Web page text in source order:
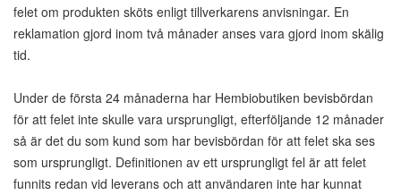
felet om produkten sköts enligt tillverkarens anvisningar. En
reklamation gjord inom två månader anses vara gjord inom skälig
tid.
Under de första 24 månaderna har Hembiobutiken bevisbördan
för att felet inte skulle vara ursprungligt, efterföljande 12 månader
så är det du som kund som har bevisbördan för att felet ska ses
som ursprungligt. Definitionen av ett ursprungligt fel är att felet
funnits redan vid leverans och att användaren inte har kunnat